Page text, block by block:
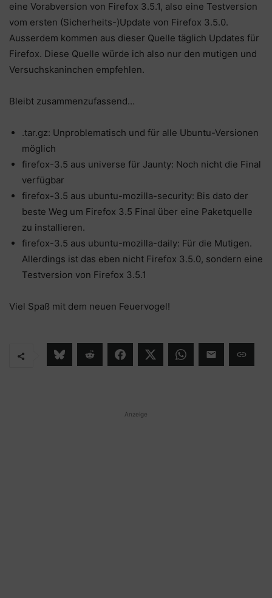
eine Vorabversion von Firefox 3.5.1, also eine Testversion
vom ersten (Sicherheits-)Update von Firefox 3.5.0.
Ausserdem kommen aus dieser Quelle täglich Updates für
Firefox. Diese Quelle würde ich also nur den mutigen und
Versuchskaninchen empfehlen.
Bleibt zusammenzufassend…
.tar.gz: Unproblematisch und für alle Ubuntu-Versionen
möglich
firefox-3.5 aus universe für Jaunty: Noch nicht die Final
verfügbar
firefox-3.5 aus ubuntu-mozilla-security: Bis dato der
beste Weg um Firefox 3.5 Final über eine Paketquelle
zu installieren.
firefox-3.5 aus ubuntu-mozilla-daily: Für die Mutigen.
Allerdings ist das eben nicht Firefox 3.5.0, sondern eine
Testversion von Firefox 3.5.1
Viel Spaß mit dem neuen Feuervogel!
Anzeige